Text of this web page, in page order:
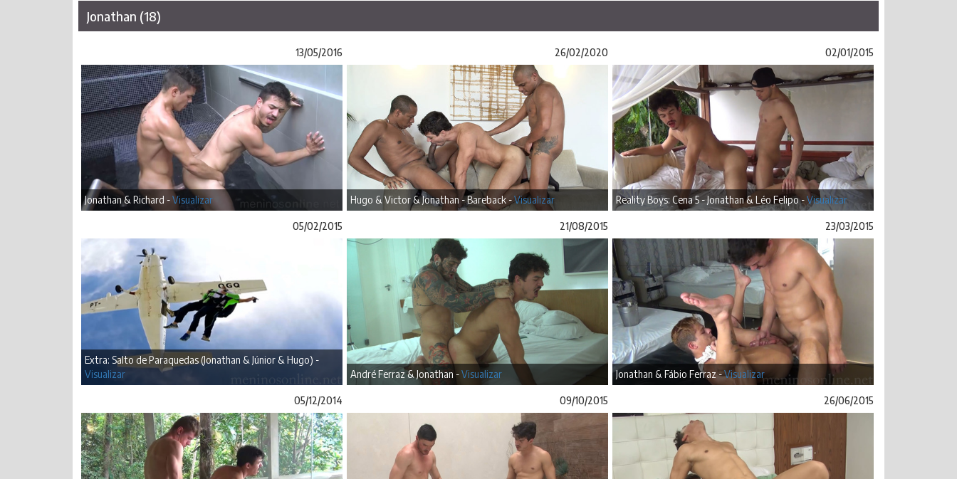
Jonathan (18)
13/05/2016
Jonathan & Richard -Visualizar
26/02/2020
Hugo & Victor & Jonathan - Bareback -Visualizar
02/01/2015
Reality Boys: Cena 5 - Jonathan & Léo Felipo -Visualizar
05/02/2015
Extra: Salto de Paraquedas (Jonathan & Júnior & Hugo) -
Visualizar
21/08/2015
André Ferraz & Jonathan -Visualizar
23/03/2015
Jonathan & Fábio Ferraz -Visualizar
05/12/2014 09/10/2015 26/06/2015